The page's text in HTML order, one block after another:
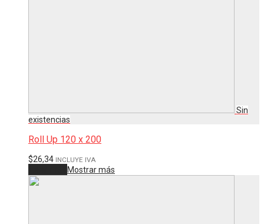
Roll Up 120 x 200
$26,34 INCLUYE IVA
Mostrar más